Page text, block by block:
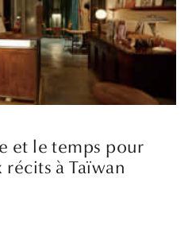
et le temps pour
à Taïwan